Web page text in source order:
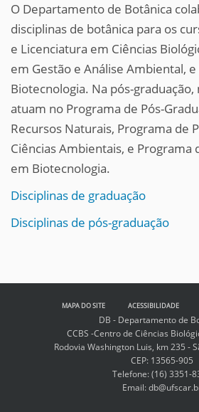
O Departamento de Botânica
disciplinas de botânica para os
e Licenciatura em Ciências
em Gestão e Análise Ambiental,
Biotecnologia. Na pós-
atuam no Programa de Pós-
Recursos Naturais, Programa de
Ciências Ambientais, e Programa
em Biotecnologia.
Disciplinas de graduação
Disciplinas de pós-graduação
MAPA DO SITE ACESSIBILIDADE
DB - Departamento de
CCBS -Centro de Ciências
Rodovia Washington Luis, km 235 -
CEP: 13565-905
Telefone: (16) 3351-
Email: